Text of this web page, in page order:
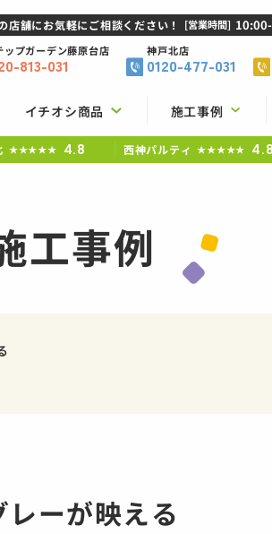
イチオシ商品 施工事例
店舗にお気軽にご相談ください！ [営業時間]
ップガーデン藤原台店
813-031
神戸北店
0120-477-031
★★★★★ 4.8 西神パルティ ★★★★★
工事例
ーが映える